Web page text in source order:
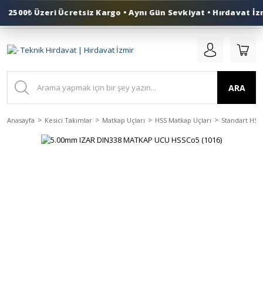
0 (553) 324 41 50
ARA
Anasayfa Kesici Takımlar Matkap Uçları HSS Matkap Uçları Standart
Üzeri Ücretsiz Kargo • Aynı Gün Sevkiyat • Hırdavat